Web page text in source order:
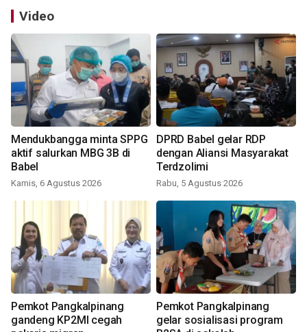
Video
Mendukbangga minta SPPG
aktif salurkan MBG 3B di
Babel
Kamis, 6 Agustus 2026
DPRD Babel gelar RDP
dengan Aliansi Masyarakat
Terdzolimi
Rabu, 5 Agustus 2026
Pemkot Pangkalpinang
gandeng KP2MI cegah
Pemkot Pangkalpinang
gelar sosialisasi program